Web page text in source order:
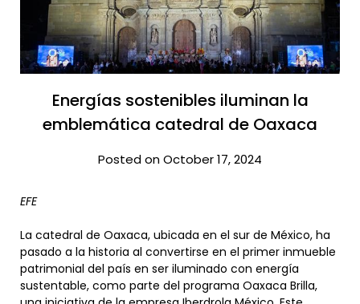
Energías sostenibles iluminan la
emblemática catedral de Oaxaca
Posted on October 17, 2024
EFE
La catedral de Oaxaca, ubicada en el sur de México, ha
pasado a la historia al convertirse en el primer inmueble
patrimonial del país en ser iluminado con energía
sustentable, como parte del programa Oaxaca Brilla,